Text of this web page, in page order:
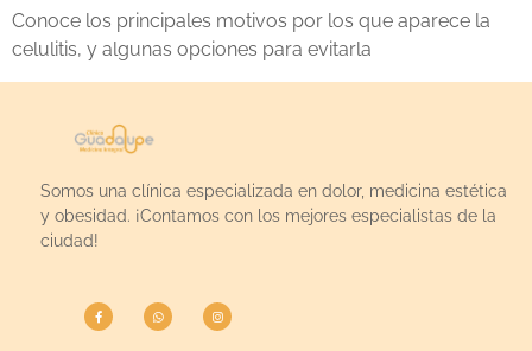
Conoce los principales motivos por los que aparece la
celulitis, y algunas opciones para evitarla
Somos una clínica especializada en dolor, medicina estética
y obesidad. ¡Contamos con los mejores especialistas de la
ciudad!